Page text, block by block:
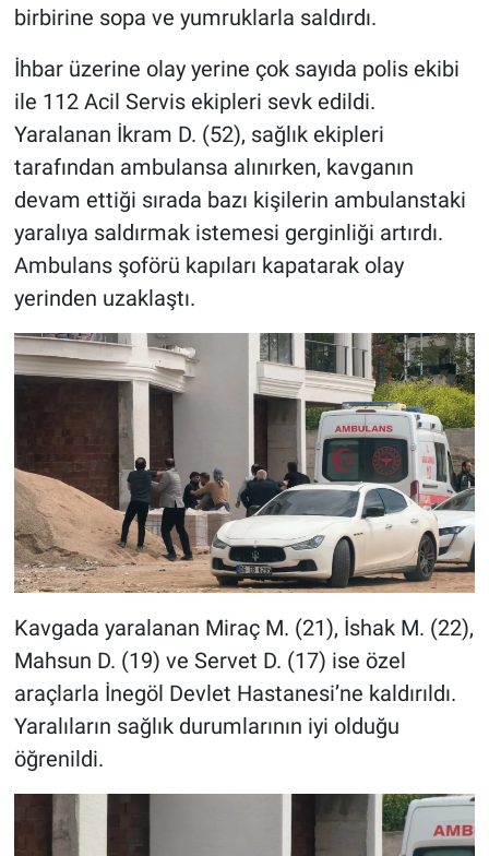
birbirine sopa ve yumruklarla saldırdı.
İhbar üzerine olay yerine çok sayıda polis ekibi
ile 112 Acil Servis ekipleri sevk edildi.
Yaralanan İkram D. (52), sağlık ekipleri
tarafından ambulansa alınırken, kavganın
devam ettiği sırada bazı kişilerin ambulanstaki
yaralıya saldırmak istemesi gerginliği artırdı.
Ambulans şoförü kapıları kapatarak olay
yerinden uzaklaştı.
Kavgada yaralanan Miraç M. (21), İshak M. (22),
Mahsun D. (19) ve Servet D. (17) ise özel
araçlarla İnegöl Devlet Hastanesi’ne kaldırıldı.
Yaralıların sağlık durumlarının iyi olduğu
öğrenildi.